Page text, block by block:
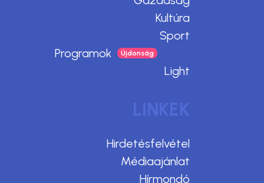
Kultúra
Sport
Programok
Light
LINKEK
Hirdetésfelvétel
Médiaajánlat
Hírmondó